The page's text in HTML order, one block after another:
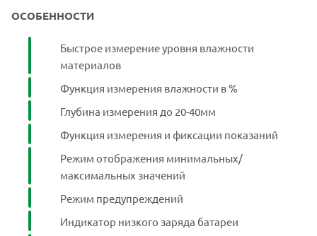
ОСОБЕННОСТИ
Быстрое измерение уровня влажности
материалов
Функция измерения влажности в %
Глубина измерения до 20-40мм
Функция измерения и фиксации показаний
Режим отображения минимальных/
максимальных значений
Режим предупреждений
Индикатор низкого заряда батареи